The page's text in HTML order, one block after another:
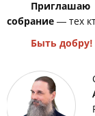
собрание — тех
Быть добру!